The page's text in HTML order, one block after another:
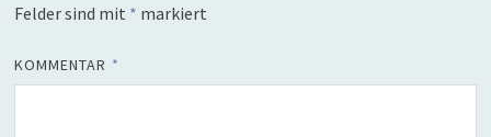
Felder sind mit * markiert
KOMMENTAR *